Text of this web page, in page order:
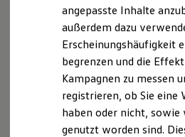
Digitale Extras
Schnittstellen zu
Marke und Erlebnis
Volkswagen R und R
R-Modelle
R Experience
Driving Experience
Volkswagen entdecken
Werkbesichtigung
sich beide Antriebe zu einer
Systemleistung von
280 kW (381
Ein besonderes Highlight ist die
von Navigationsführung und
ein Ziel in die Navigation
starten, arbeitenVerbrennungs-
die gesamte Strecke optimal
angepasste Inhalte
außerdem dazu
Erscheinungshäufigkeit
begrenzen und die
Kampagnen zu messen
registrieren, ob Sie eine
haben oder nicht, sowie
genutzt worden sind.